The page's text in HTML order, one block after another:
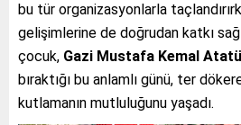
bu tür organizasyonlarla
gelişimlerine de doğrudan katkı
çocuk, Gazi Mustafa Kemal
bıraktığı bu anlamlı günü, ter
kutlamanın mutluluğunu yaşadı.